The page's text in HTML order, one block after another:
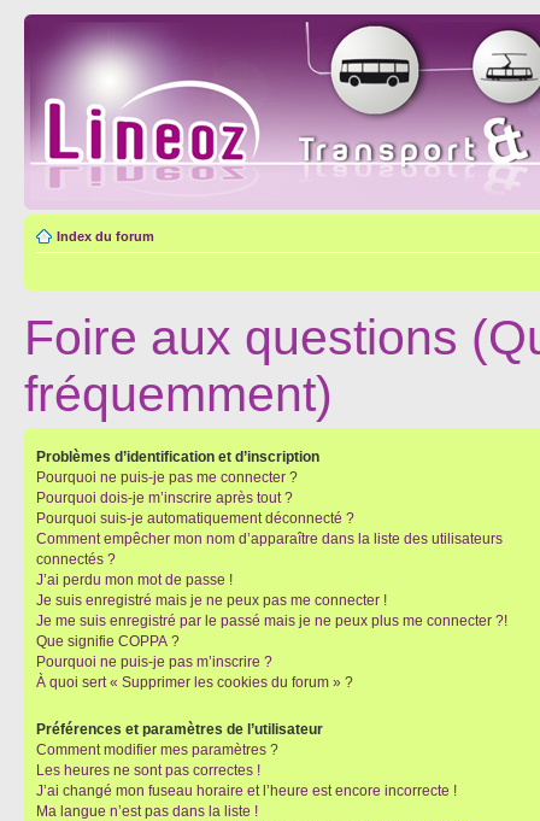
Index du forum
Foire aux questions
fréquemment)
Problèmes d’identification et d’inscription
Pourquoi ne puis-je pas me connecter ?
Pourquoi dois-je m’inscrire après tout ?
Pourquoi suis-je automatiquement déconnecté ?
Comment empêcher mon nom d’apparaître dans la liste des utilisateurs
connectés ?
J’ai perdu mon mot de passe !
Je suis enregistré mais je ne peux pas me connecter !
Je me suis enregistré par le passé mais je ne peux plus me connecter ?!
Que signifie COPPA ?
Pourquoi ne puis-je pas m’inscrire ?
À quoi sert « Supprimer les cookies du forum » ?
Préférences et paramètres de l’utilisateur
Comment modifier mes paramètres ?
Les heures ne sont pas correctes !
J’ai changé mon fuseau horaire et l’heure est encore incorrecte !
Ma langue n’est pas dans la liste !